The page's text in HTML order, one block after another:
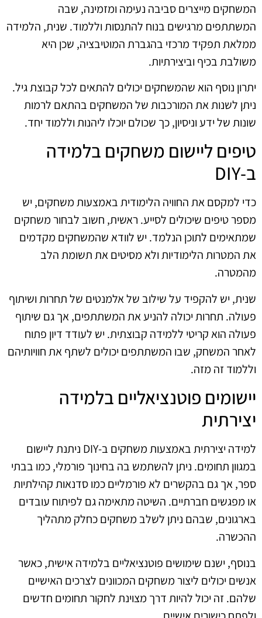
המשחקים מייצרים סביבה נעימה ומזמינה, שבה
המשתתפים מרגישים בנוח להתנסות וללמוד. שנית, הלמידה
ממלאת תפקיד מרכזי בהגברת המוטיבציה, שכן היא
משולבת בכיף וביצירתיות.
יתרון נוסף הוא שהמשחקים יכולים להתאים לכל קבוצת גיל.
ניתן לשנות את המורכבות של המשחקים בהתאם לרמות
שונות של ידע וניסיון, כך שכולם יוכלו ליהנות וללמוד יחד.
טיפים ליישום משחקים בלמידה
ב‑DIY
כדי למקסם את החוויה הלימודית באמצעות משחקים, יש
מספר טיפים שיכולים לסייע. ראשית, חשוב לבחור משחקים
שמתאימים לתוכן הנלמד. יש לוודא שהמשחקים מקדמים
את המטרות הלימודיות ולא מסיטים את תשומת הלב
מהמטרה.
שנית, יש להקפיד על שילוב של אלמנטים של תחרות ושיתוף
פעולה. תחרות יכולה להניע את המשתתפים, אך גם שיתוף
פעולה הוא קריטי ללמידה קבוצתית. יש לעודד דיון פתוח
לאחר המשחק, שבו המשתתפים יכולים לשתף את חוויותיהם
וללמוד זה מזה.
יישומים פוטנציאליים בלמידה
יצירתית
למידה יצירתית באמצעות משחקים ב‑DIY ניתנת ליישום
במגוון תחומים. ניתן להשתמש בה בחינוך פורמלי, כמו בבתי
ספר, אך גם בהקשרים לא פורמליים כמו סדנאות קהילתיות
או מפגשים חברתיים. השיטה מתאימה גם לפיתוח עובדים
בארגונים, שבהם ניתן לשלב משחקים כחלק מתהליך
ההכשרה.
בנוסף, ישנם שימושים פוטנציאליים בלמידה אישית, כאשר
אנשים יכולים ליצור משחקים המכוונים לצרכים האישיים
שלהם. זה יכול להיות דרך מצוינת לחקור תחומים חדשים